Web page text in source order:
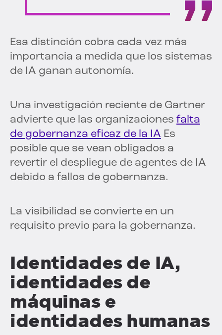
Esa distinción cobra cada vez más
importancia a medida que los sistemas
de IA ganan autonomía.
Una investigación reciente de Gartner
advierte que las organizaciones falta
de gobernanza eficaz de la IA Es
posible que se vean obligados a
revertir el despliegue de agentes de IA
debido a fallos de gobernanza.
La visibilidad se convierte en un
requisito previo para la gobernanza.
Identidades de IA,
identidades de
máquinas e
identidades humanas